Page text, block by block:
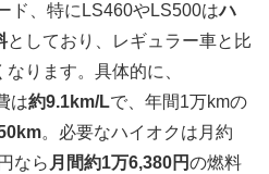
ド、特にLS460やLS500はハ
としており、レギュラー車と比
ります。具体的に、
は約9.1km/Lで、年間1万kmの
。必要なハイオクは月約
なら 月間約1万6,380円の燃料